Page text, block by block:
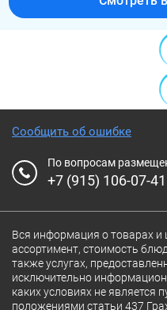
Сообщить об ошибке
По вопросам
+7 (915) 106-07-41
Вся информация о товарах и
ассортимент, стоимость
также услугах,
исключительно
каких условиях не является
положениями статьи 437